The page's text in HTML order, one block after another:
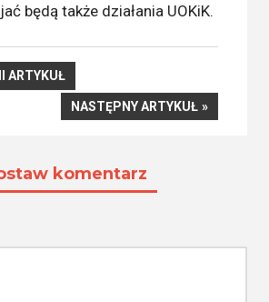
będą także działania UOKiK.
ARTYKUŁ
NASTĘPNY
NASTĘPNY ARTYKUŁ
komentarz